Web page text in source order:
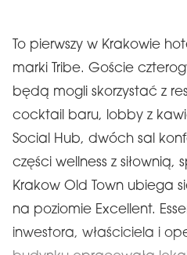
To pierwszy w Krakowie
marki Tribe. Goście
będą mogli skorzystać z
cocktail baru, lobby z
Social Hub, dwóch sal
części wellness z siłownią,
Krakow Old Town ubiega
na poziomie Excellent.
inwestora, właściciela i